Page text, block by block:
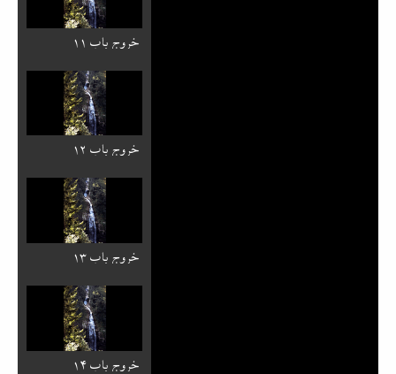
خروج باب ۱۱
خروج باب ۱۲
خروج باب ۱۳
خروج باب ۱۴